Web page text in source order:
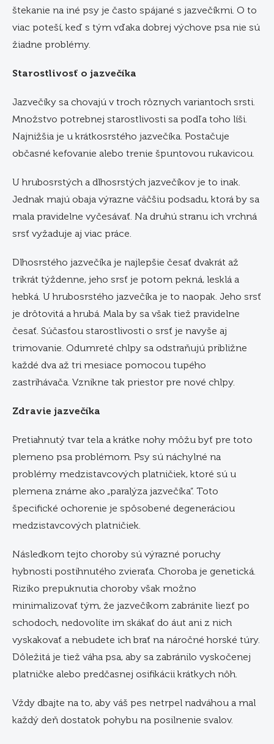
štekanie na iné psy je často spájané s jazvečíkmi. O to
viac poteší, keď s tým vďaka dobrej výchove psa nie sú
žiadne problémy.
Starostlivosť o jazvečíka
Jazvečíky sa chovajú v troch rôznych variantoch srsti.
Množstvo potrebnej starostlivosti sa podľa toho líši.
Najnižšia je u krátkosrstého jazvečíka. Postačuje
občasné kefovanie alebo trenie špuntovou rukavicou.
U hrubosrstých a dlhosrstých jazvečíkov je to inak.
Jednak majú obaja výrazne väčšiu podsadu, ktorá by sa
mala pravidelne vyčesávať. Na druhú stranu ich vrchná
srsť vyžaduje aj viac práce.
Dlhosrstého jazvečíka je najlepšie česať dvakrát až
trikrát týždenne, jeho srsť je potom pekná, lesklá a
hebká. U hrubosrstého jazvečíka je to naopak. Jeho srsť
je drôtovitá a hrubá. Mala by sa však tiež pravidelne
česať. Súčasťou starostlivosti o srsť je navyše aj
trimovanie. Odumreté chlpy sa odstraňujú približne
každé dva až tri mesiace pomocou tupého
zastrihávača. Vznikne tak priestor pre nové chlpy.
Zdravie jazvečíka
Pretiahnutý tvar tela a krátke nohy môžu byť pre toto
plemeno psa problémom. Psy sú náchylné na
problémy medzistavcových platničiek, ktoré sú u
plemena známe ako „paralýza jazvečíka“. Toto
špecifické ochorenie je spôsobené degeneráciou
medzistavcových platničiek.
Následkom tejto choroby sú výrazné poruchy
hybnosti postihnutého zvieraťa. Choroba je genetická.
Riziko prepuknutia choroby však možno
minimalizovať tým, že jazvečíkom zabránite liezť po
schodoch, nedovolíte im skákať do áut ani z nich
vyskakovať a nebudete ich brať na náročné horské túry.
Dôležitá je tiež váha psa, aby sa zabránilo vyskočenej
platničke alebo predčasnej osifikácii krátkych nôh.
Vždy dbajte na to, aby váš pes netrpel nadváhou a mal
každý deň dostatok pohybu na posilnenie svalov.